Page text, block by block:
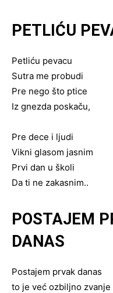
PETLIĆU
Petliću pevacu
Sutra me probudi
Pre nego što ptice
Iz gnezda poskaču,
Pre dece i ljudi
Vikni glasom jasnim
Prvi dan u školi
Da ti ne zakasnim..
POSTAJEM
DANAS
Postajem prvak danas
to je već ozbiljno zvanje